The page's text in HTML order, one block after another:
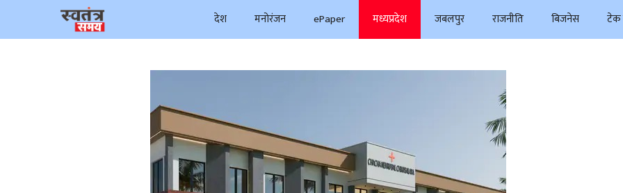
देश मनोरंजन ePaper मध्यप्रदेश जबलपुर राजनीति बिजनेस टेक